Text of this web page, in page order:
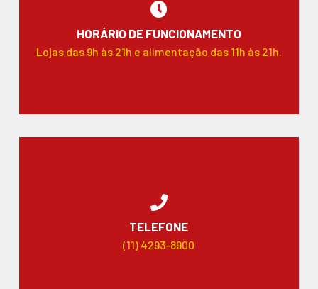
HORÁRIO DE FUNCIONAMENTO
Lojas das 9h às 21h e alimentação das 11h às 21h.
TELEFONE
(11) 4293-8900